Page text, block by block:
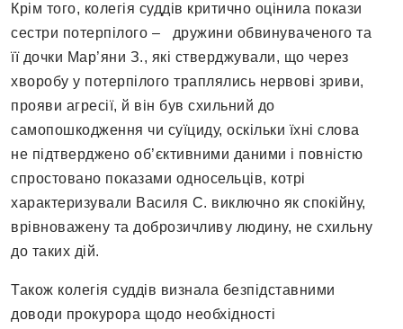
Крім того, колегія суддів критично оцінила покази
сестри потерпілого – дружини обвинуваченого та
її дочки Мар’яни З., які стверджували, що через
хворобу у потерпілого траплялись нервові зриви,
прояви агресії, й він був схильний до
самопошкодження чи суїциду, оскільки їхні слова
не підтверджено об’єктивними даними і повністю
спростовано показами односельців, котрі
характеризували Василя С. виключно як спокійну,
врівноважену та доброзичливу людину, не схильну
до таких дій.
Також колегія суддів визнала безпідставними
доводи прокурора щодо необхідності